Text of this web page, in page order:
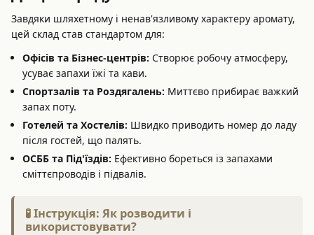
Завдяки шляхетному і ненав'язливому характеру аромату,
цей склад став стандартом для:
Офісів та Бізнес-центрів: Створює робочу атмосферу,
усуває запахи їжі та кави.
Спортзалів та Роздягалень: Миттєво прибирає важкий
запах поту.
Готелей та Хостелів: Швидко приводить номер до ладу
після гостей, що палять.
ОСББ та Під'їздів: Ефективно бореться із запахами
сміттєпроводів і підвалів.
🧪 Інструкція: Як розводити і
використовувати?